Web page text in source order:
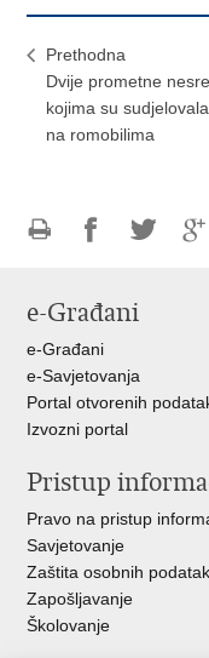
Prethodna
Dvije prometne
kojima su
na romobilima
FacebookuTwitteru
e-Građani
e-Građani
e-Savjetovanja
Portal otvorenih
Izvozni portal
Pristup
Pravo na pristup
Savjetovanje
Zaštita osobnih
Zapošljavanje
Školovanje